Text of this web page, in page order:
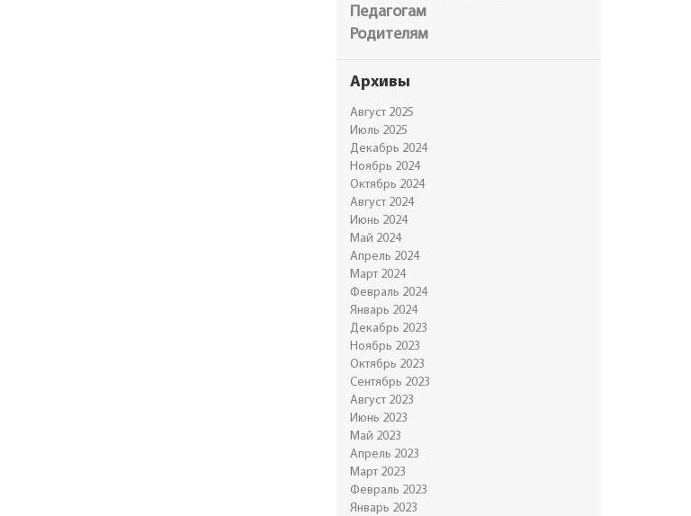
Педагогам
Родителям
Архивы
Август 2025
Июль 2025
Декабрь 2024
Ноябрь 2024
Октябрь 2024
Август 2024
Июнь 2024
Май 2024
Апрель 2024
Март 2024
Февраль 2024
Январь 2024
Декабрь 2023
Ноябрь 2023
Октябрь 2023
Сентябрь 2023
Август 2023
Июнь 2023
Май 2023
Апрель 2023
Март 2023
Февраль 2023
Январь 2023